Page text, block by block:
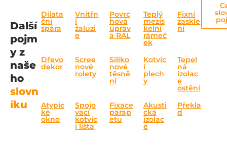
Další
pojm
y z
naše
ho
slovn
íku
Dilata
ční
spára
Vnitřn
í
žaluzi
e
Povrc
hová
úprav
a RAL
Teplý
mezis
kelní
rámeč
ek
Fixní
zaskle
ní
Dřevo
dekor
Scree
nové
rolety
Siliko
nové
těsně
ní
Kotvic
í
plech
y
Tepel
ná
izolac
e
ostění
Atypic
ké
okno
Spojo
vací
kotvíc
í lišta
Fixace
parap
etu
Akusti
cká
izolac
e
Překla
d